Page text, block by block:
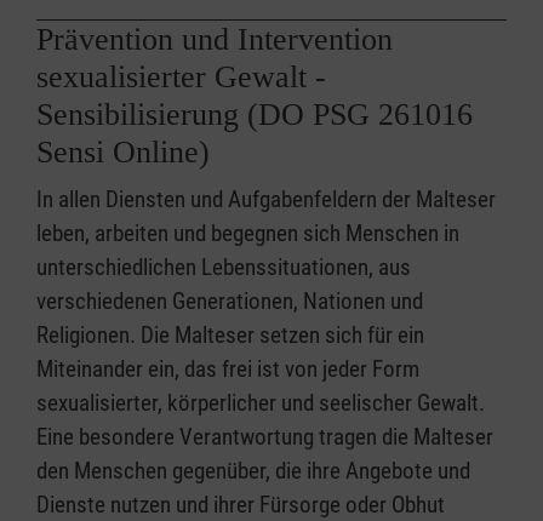
Prävention und Intervention
sexualisierter Gewalt -
Sensibilisierung (DO PSG 261016
Sensi Online)
In allen Diensten und Aufgabenfeldern der Malteser
leben, arbeiten und begegnen sich Menschen in
unterschiedlichen Lebenssituationen, aus
verschiedenen Generationen, Nationen und
Religionen. Die Malteser setzen sich für ein
Miteinander ein, das frei ist von jeder Form
sexualisierter, körperlicher und seelischer Gewalt.
Eine besondere Verantwortung tragen die Malteser
den Menschen gegenüber, die ihre Angebote und
Dienste nutzen und ihrer Fürsorge oder Obhut